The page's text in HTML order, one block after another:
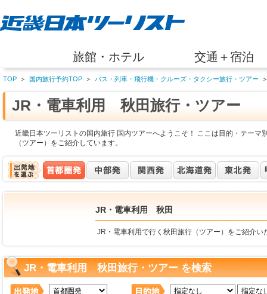
旅館・ホテル 交通＋宿泊
TOP ＞ 国内旅行予約TOP ＞ バス・列車・飛行機・クルーズ・タクシー旅行・ツアー
JR・電車利用 秋田旅行・ツアー
近畿日本ツーリストの国内旅行 国内ツアーへようこそ！ ここは目的・テー
（ツアー）をご紹介しています。
JR・電車利用 秋田
JR・電車利用で行く秋田旅行（ツアー）をご紹介い
JR・電車利用 秋田旅行・ツアー を検索